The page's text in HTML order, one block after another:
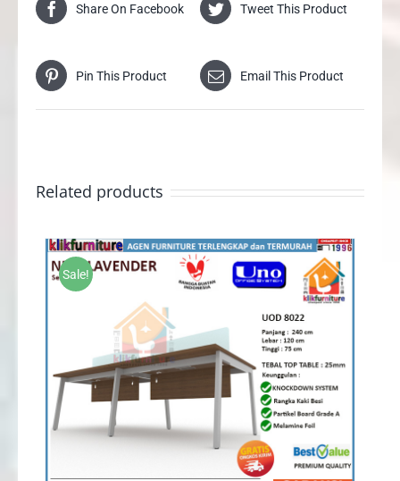
Share On Facebook Tweet This Product
Pin This Product Email This Product
Related products
Sale!